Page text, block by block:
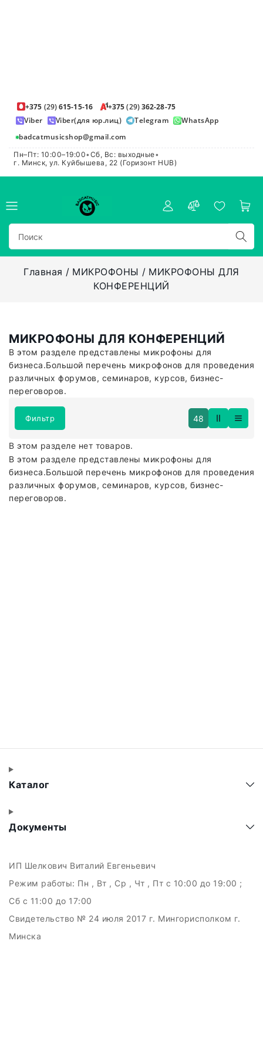
+375 (29)615-15-16 +375(29)362-28-75
Viber
Viber(для юр.лиц) Telegram
WhatsApp
badcatmusicshop@gmail.com
Пн–Пт: 10:00–19:00•Сб, Вс: выходные•
г. Минск, ул. Куйбышева, 22 (Горизонт HUB)
Главная МИКРОФОНЫ
МИКРОФОНЫ ДЛЯ
КОНФЕРЕНЦИЙ
МИКРОФОНЫ ДЛЯ КОНФЕРЕНЦИЙ
В этом разделе представлены микрофоны для
бизнеса.Большой перечень микрофонов для проведения
различных форумов, семинаров, курсов, бизнес-
переговоров.
Фильтр 48
В этом разделе нет товаров.
В этом разделе представлены микрофоны для
бизнеса.Большой перечень микрофонов для проведения
различных форумов, семинаров, курсов, бизнес-
переговоров.
Каталог
Документы
ИП Шелкович Виталий Евгеньевич
Режим работы: Пн , Вт , Ср , Чт , Пт c 10:00 до 19:00 ;
Сб c 11:00 до 17:00
Свидетельство № 24 июля 2017 г. Мингорисполком г.
Минска